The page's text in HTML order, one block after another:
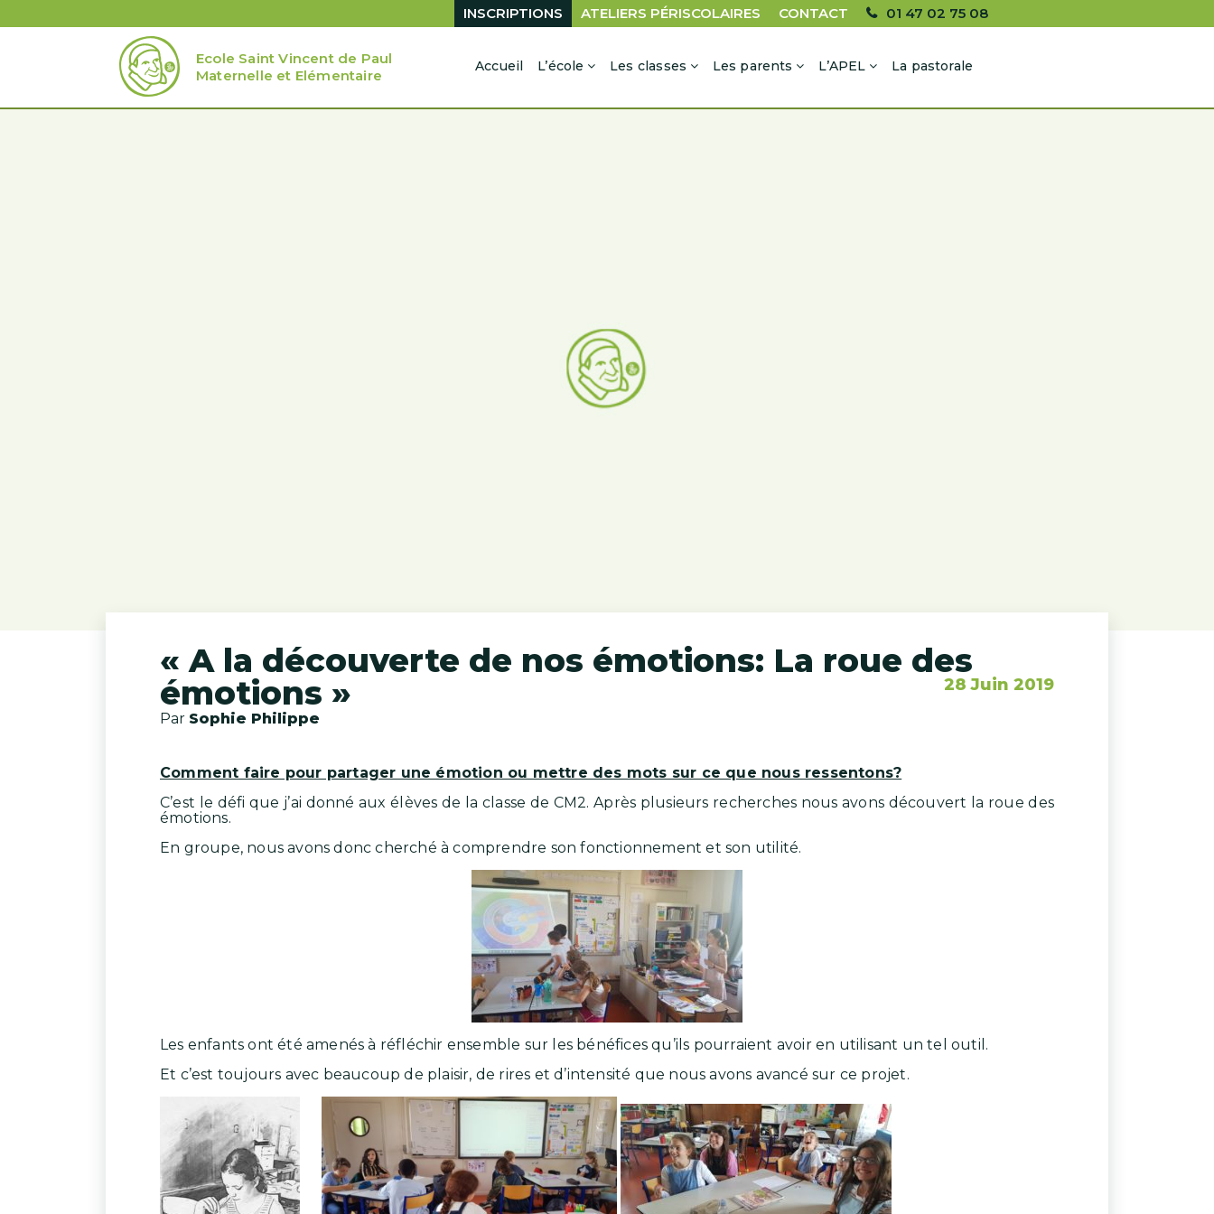
01 47 02 75 08
CONTACT
ATELIERS PÉRISCOLAIRES
INSCRIPTIONS
Ecole Saint Vincent de Paul
Maternelle et Elémentaire
Accueil L’école Les classes Les parents L’APEL La pastorale
« A la découverte de nos émotions: La roue des
émotions »
28 Juin 2019
Par Sophie Philippe
Comment faire pour partager une émotion ou mettre des mots sur ce que nous ressentons?
C’est le défi que j’ai donné aux élèves de la classe de CM2. Après plusieurs recherches nous avons découvert la roue des
émotions.
En groupe, nous avons donc cherché à comprendre son fonctionnement et son utilité.
Les enfants ont été amenés à réfléchir ensemble sur les bénéfices qu’ils pourraient avoir en utilisant un tel outil.
Et c’est toujours avec beaucoup de plaisir, de rires et d’intensité que nous avons avancé sur ce projet.